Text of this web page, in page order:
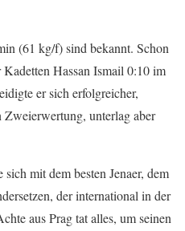
(61 kg/f) sind bekannt. Schon
Hassan Ismail 0:10 im
er sich erfolgreicher,
unterlag aber
mit dem besten Jenaer, dem
der international in der
aus Prag tat alles, um seinen